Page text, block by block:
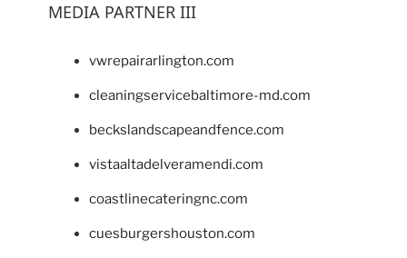
MEDIA PARTNER III
vwrepairarlington.com
cleaningservicebaltimore-md.com
beckslandscapeandfence.com
vistaaltadelveramendi.com
coastlinecateringnc.com
cuesburgershouston.com